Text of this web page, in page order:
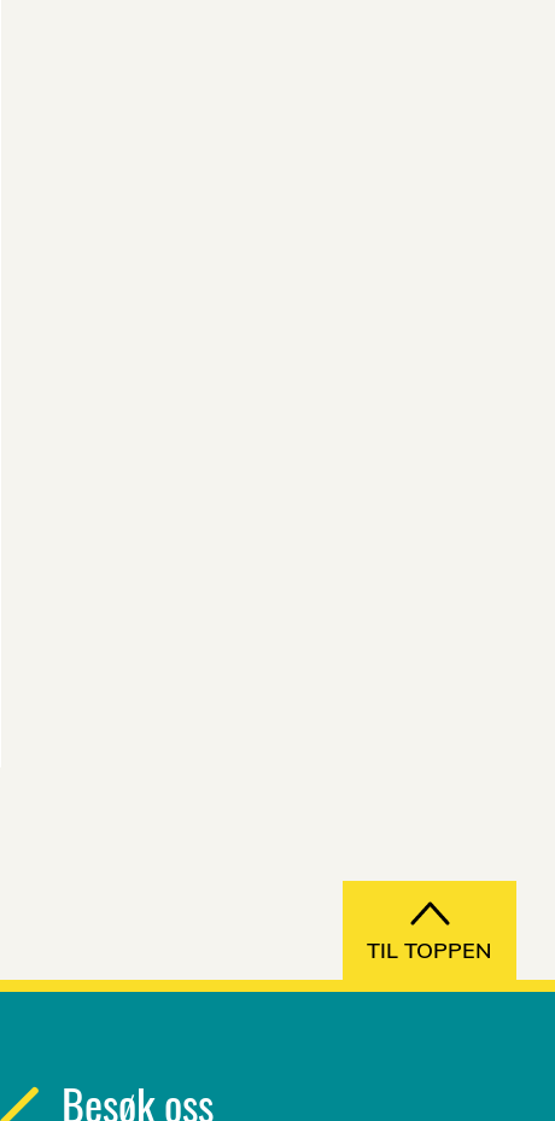
TIL TOPPEN
Besøk oss